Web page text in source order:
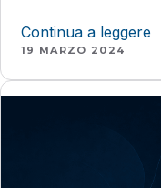
Continua a leggere
19 MARZO 2024